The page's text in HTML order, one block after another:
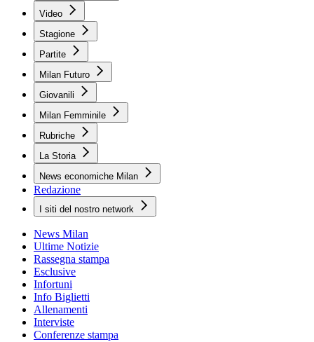
Video
Stagione
Partite
Milan Futuro
Giovanili
Milan Femminile
Rubriche
La Storia
News economiche Milan
Redazione
I siti del nostro network
News Milan
Ultime Notizie
Rassegna stampa
Esclusive
Infortuni
Info Biglietti
Allenamenti
Interviste
Conferenze stampa